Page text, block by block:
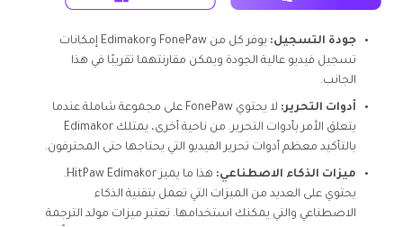
جودة التسجيل:
يوفر كل من FonePaw وEdimakor إمكانات
تسجيل فيديو عالية الجودة ويمكن مقارنتهما تقريبًا في هذا
الجانب.
أدوات التحرير:
لا يحتوي FonePaw على مجموعة شاملة عندما
يتعلق الأمر بأدوات التحرير. من ناحية أخرى، يمتلك Edimakor
بالتأكيد معظم أدوات تحرير الفيديو التي يحتاجها حتى المحترفون.
ميزات الذكاء الاصطناعي:
هذا ما يميز HitPaw Edimakor.
يحتوي على العديد من الميزات التي تعمل بتقنية الذكاء
الاصطناعي والتي يمكنك استخدامها. تعتبر ميزات مولد الترجمة